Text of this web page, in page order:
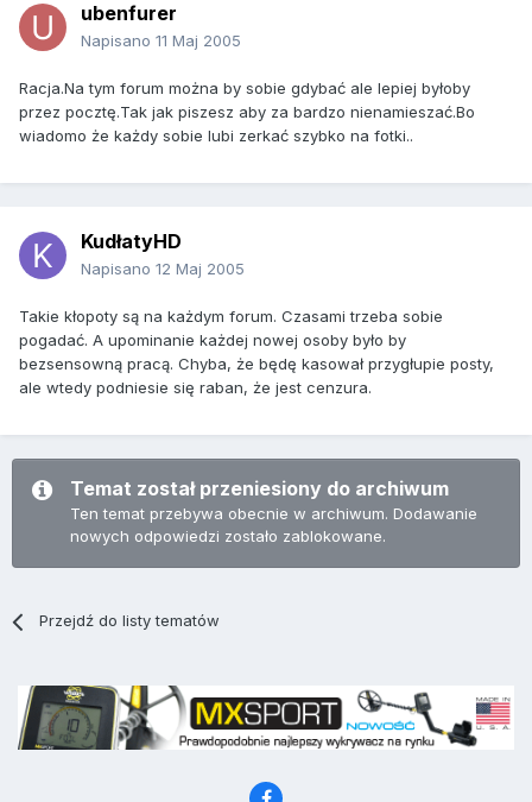
ubenfurer
Napisano 11 Maj 2005
Racja.Na tym forum można by sobie gdybać ale lepiej byłoby
przez pocztę.Tak jak piszesz aby za bardzo nienamieszać.Bo
wiadomo że każdy sobie lubi zerkać szybko na fotki..
KudłatyHD
Napisano 12 Maj 2005
Takie kłopoty są na każdym forum. Czasami trzeba sobie
pogadać. A upominanie każdej nowej osoby było by
bezsensowną pracą. Chyba, że będę kasował przygłupie posty,
ale wtedy podniesie się raban, że jest cenzura.
Temat został przeniesiony do archiwum
Ten temat przebywa obecnie w archiwum. Dodawanie
nowych odpowiedzi zostało zablokowane.
Przejdź do listy tematów